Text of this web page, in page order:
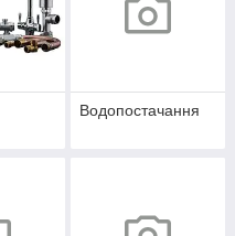
Водопостачання